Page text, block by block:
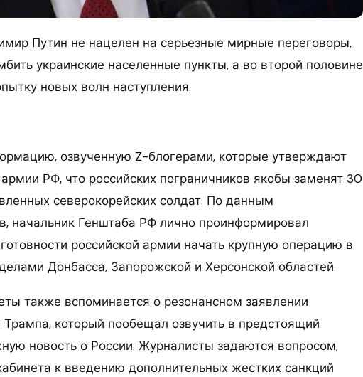
Путин не нацелен на серьезные мирные переговоры,
украинские населенные пункты, а во второй половине
новых волн наступления.
озвученную Z-блогерами, которые утверждают
РФ, что российских пограничников якобы заменят 30
северокорейских солдат. По данным
начальник Генштаба РФ лично проинформировал
российской армии начать крупную операцию в
Донбасса, Запорожской и Херсонской областей.
также вспоминается о резонансном заявлении
который пообещал озвучить в предстоящий
новость о России. Журналисты задаются вопросом,
к введению дополнительных жестких санкций